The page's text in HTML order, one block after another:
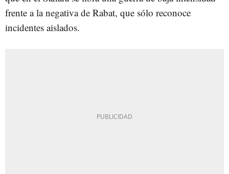
frente a la negativa de Rabat, que sólo reconoce
incidentes aislados.